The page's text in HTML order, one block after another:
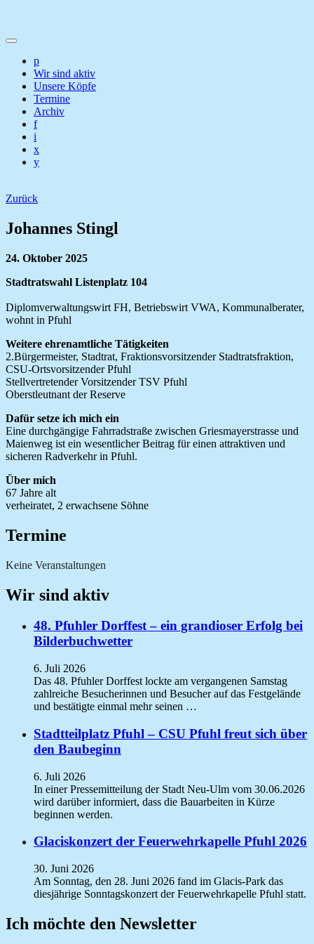
p
Wir sind aktiv
Unsere Köpfe
Termine
Archiv
f
i
x
y
Zurück
Johannes Stingl
24. Oktober 2025
Stadtratswahl Listenplatz 104
Diplomverwaltungswirt FH, Betriebswirt VWA, Kommunalberater,
wohnt in Pfuhl
Weitere ehrenamtliche Tätigkeiten
2.Bürgermeister, Stadtrat, Fraktionsvorsitzender Stadtratsfraktion,
CSU-Ortsvorsitzender Pfuhl
Stellvertretender Vorsitzender TSV Pfuhl
Oberstleutnant der Reserve
Dafür setze ich mich ein
Eine durchgängige Fahrradstraße zwischen Griesmayerstrasse und
Maienweg ist ein wesentlicher Beitrag für einen attraktiven und
sicheren Radverkehr in Pfuhl.
Über mich
67 Jahre alt
verheiratet, 2 erwachsene Söhne
Termine
Keine Veranstaltungen
Wir sind aktiv
48. Pfuhler Dorffest – ein grandioser Erfolg bei
Bilderbuchwetter
6. Juli 2026
Das 48. Pfuhler Dorffest lockte am vergangenen Samstag
zahlreiche Besucherinnen und Besucher auf das Festgelände
und bestätigte einmal mehr seinen …
Stadtteilplatz Pfuhl – CSU Pfuhl freut sich über
den Baubeginn
6. Juli 2026
In einer Pressemitteilung der Stadt Neu-Ulm vom 30.06.2026
wird darüber informiert, dass die Bauarbeiten in Kürze
beginnen werden.
Glaciskonzert der Feuerwehrkapelle Pfuhl 2026
30. Juni 2026
Am Sonntag, den 28. Juni 2026 fand im Glacis-Park das
diesjährige Sonntagskonzert der Feuerwehrkapelle Pfuhl statt.
Ich möchte den Newsletter